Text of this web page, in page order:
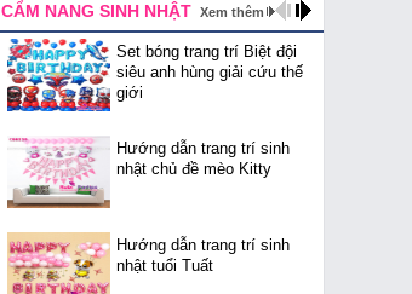
CẨM NANG SINH NHẬT Xem thêm
Set bóng trang trí Biệt đội
siêu anh hùng giải cứu thế
giới
Hướng dẫn trang trí sinh
nhật chủ đề mèo Kitty
Hướng dẫn trang trí sinh
nhật tuổi Tuất